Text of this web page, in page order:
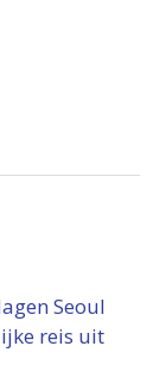
Seoul
reis uit